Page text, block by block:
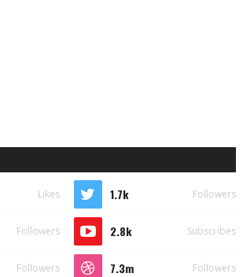
Likes 1.7k Followers
Followers 2.8k Subscribes
Followers 7.3m Followers